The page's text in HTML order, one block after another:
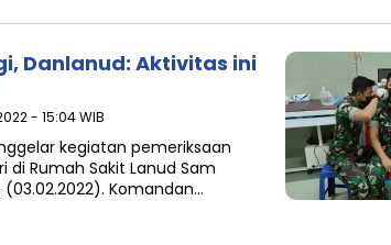
Danlanud: Aktivitas ini
- 15:04 WIB
kegiatan pemeriksaan
di Rumah Sakit Lanud Sam
Komandan…